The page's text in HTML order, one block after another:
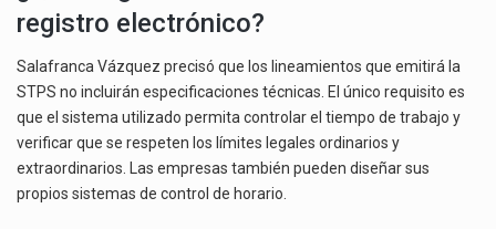
registro electrónico?
Salafranca Vázquez precisó que los lineamientos que emitirá la
STPS no incluirán especificaciones técnicas. El único requisito es
que el sistema utilizado permita controlar el tiempo de trabajo y
verificar que se respeten los límites legales ordinarios y
extraordinarios. Las empresas también pueden diseñar sus
propios sistemas de control de horario.